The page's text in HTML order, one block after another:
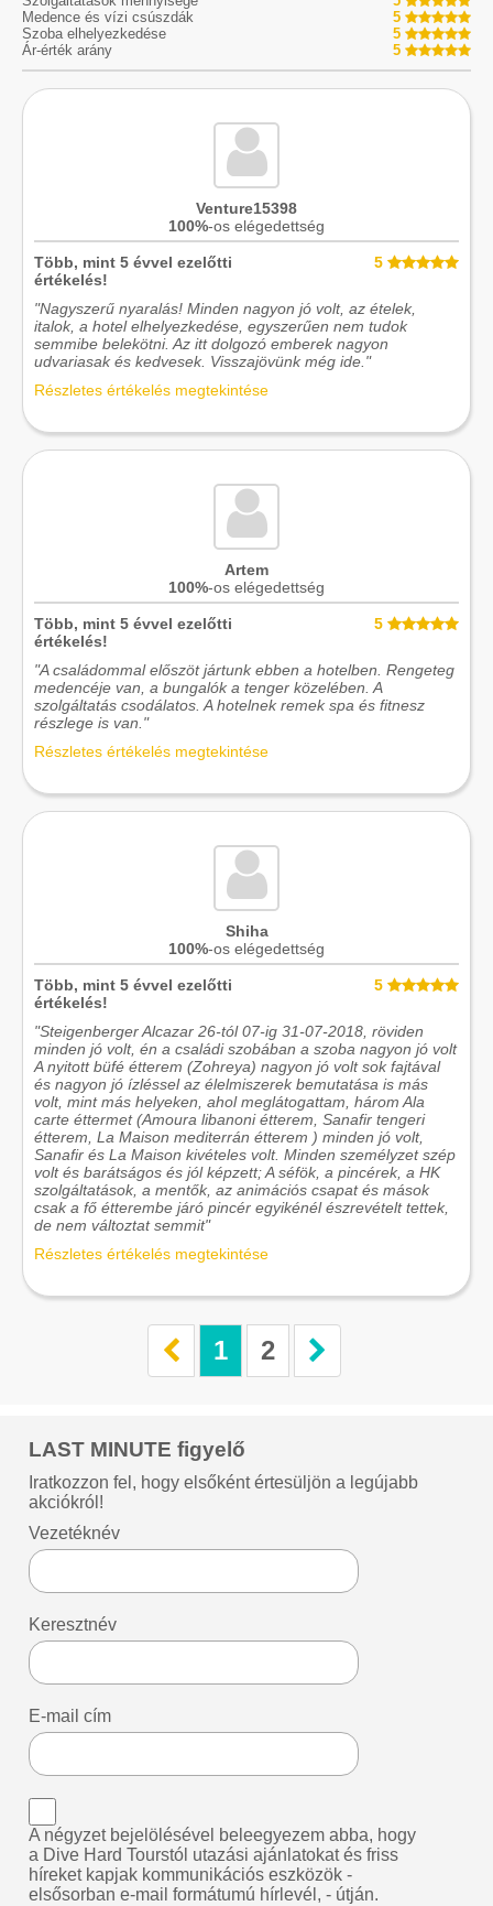
Medence és vízi csúszdák
5
Szoba elhelyezkedése
5
Ár-érték arány
5
Venture15398
100%-os elégedettség
Több, mint 5 évvel ezelőtti
értékelés!
5
"Nagyszerű nyaralás! Minden nagyon jó volt, az ételek,
italok, a hotel elhelyezkedése, egyszerűen nem tudok
semmibe belekötni. Az itt dolgozó emberek nagyon
udvariasak és kedvesek. Visszajövünk még ide."
Részletes értékelés megtekintése
Artem
100%-os elégedettség
Több, mint 5 évvel ezelőtti
értékelés!
5
"A családommal előszöt jártunk ebben a hotelben. Rengeteg
medencéje van, a bungalók a tenger közelében. A
szolgáltatás csodálatos. A hotelnek remek spa és fitnesz
részlege is van."
Részletes értékelés megtekintése
Shiha
100%-os elégedettség
Több, mint 5 évvel ezelőtti
értékelés!
5
"Steigenberger Alcazar 26-tól 07-ig 31-07-2018, röviden
minden jó volt, én a családi szobában a szoba nagyon jó volt
A nyitott büfé étterem (Zohreya) nagyon jó volt sok fajtával
és nagyon jó ízléssel az élelmiszerek bemutatása is más
volt, mint más helyeken, ahol meglátogattam, három Ala
carte éttermet (Amoura libanoni étterem, Sanafir tengeri
étterem, La Maison mediterrán étterem ) minden jó volt,
Sanafir és La Maison kivételes volt. Minden személyzet szép
volt és barátságos és jól képzett; A séfök, a pincérek, a HK
szolgáltatások, a mentők, az animációs csapat és mások
csak a fő étterembe járó pincér egyikénél észrevételt tettek,
de nem változtat semmit"
Részletes értékelés megtekintése
1 2
LAST MINUTE figyelő
Iratkozzon fel, hogy elsőként értesüljön a legújabb
akciókról!
Vezetéknév
Keresztnév
E-mail cím
A négyzet bejelölésével beleegyezem abba, hogy
a Dive Hard Tourstól utazási ajánlatokat és friss
híreket kapjak kommunikációs eszközök -
elsősorban e-mail formátumú hírlevél, - útján.